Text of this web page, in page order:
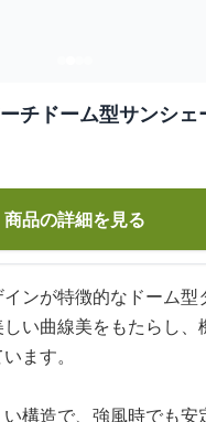
チドーム型サンシェ
商品の詳細を見る
ンが特徴的なドーム型
い曲線美をもたらし、
ます。
構造で、強風時でも安